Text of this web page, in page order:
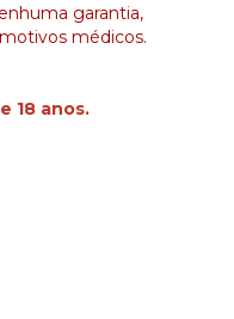
garantia,
médicos.
18 anos.